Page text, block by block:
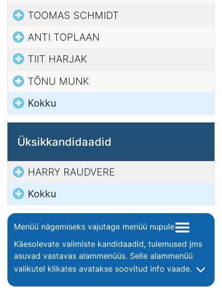
TOOMAS SCHMIDT
ANTI TOPLAAN
TIIT HARJAK
TÕNU MUNK
Kokku
Üksikkandidaadid
HARRY RAUDVERE
Kokku
Menüü nägemiseks vajutage menüü nupule
Käesolevate valimiste kandidaadid, tulemused jms
asuvad vastavas alammenüüs. Selle alammenüü
valikutel klikates avatakse soovitud info vaade.